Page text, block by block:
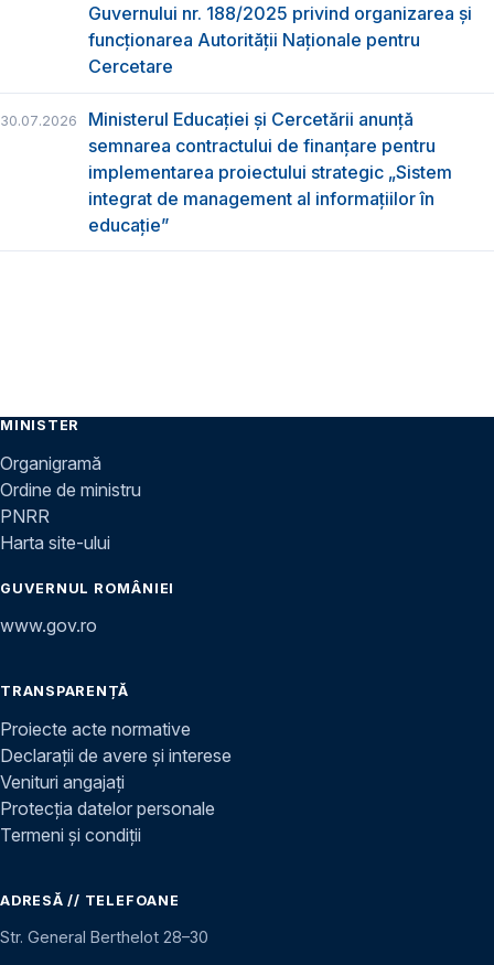
Guvernului nr. 188/2025 privind organizarea şi
funcţionarea Autorităţii Naţionale pentru
Cercetare
30.07.2026
Ministerul Educației și Cercetării anunță
semnarea contractului de finanțare pentru
implementarea proiectului strategic „Sistem
integrat de management al informațiilor în
educație”
MINISTER
Organigramă
Ordine de ministru
PNRR
Harta site-ului
GUVERNUL ROMÂNIEI
www.gov.ro
TRANSPARENȚĂ
Proiecte acte normative
Declarații de avere și interese
Venituri angajați
Protecția datelor personale
Termeni și condiții
ADRESĂ // TELEFOANE
Str. General Berthelot 28–30